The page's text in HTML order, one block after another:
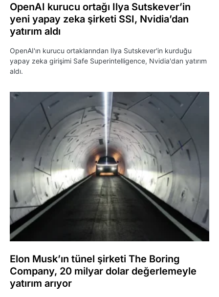
OpenAI kurucu ortağı Ilya Sutskever’in
yeni yapay zeka şirketi SSI, Nvidia’dan
yatırım aldı
OpenAI'ın kurucu ortaklarından Ilya Sutskever'in kurduğu
yapay zeka girişimi Safe Superintelligence, Nvidia'dan yatırım
aldı.
Elon Musk’ın tünel şirketi The Boring
Company, 20 milyar dolar değerlemeyle
yatırım arıyor